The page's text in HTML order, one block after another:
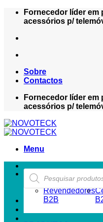
Skip
Fornecedor líder
acessórios p/
Sobre
Contactos
Fornecedor líder
acessórios p/
Menu
Products
search
ZONA
Revendedores
B2B